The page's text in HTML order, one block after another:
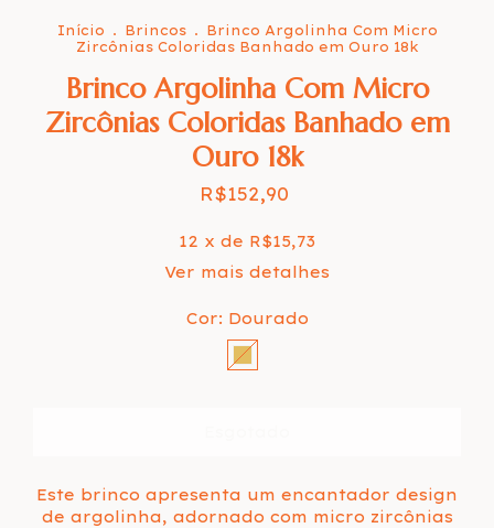
Início . Brincos . Brinco Argolinha Com Micro
Zircônias Coloridas Banhado em Ouro 18k
Brinco Argolinha Com Micro
Zircônias Coloridas Banhado em
Ouro 18k
R$152,90
12 x de R$15,73
Ver mais detalhes
Cor: Dourado
Este brinco apresenta um encantador design
de argolinha, adornado com micro zircônias